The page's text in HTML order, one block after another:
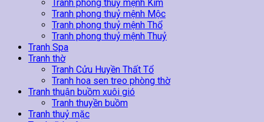
Tranh phong thuỷ mệnh Kim
Tranh phong thuỷ mệnh Mộc
Tranh phong thuỷ mệnh Thổ
Tranh phong thuỷ mệnh Thuỷ
Tranh Spa
Tranh thờ
Tranh Cửu Huyền Thất Tổ
Tranh hoa sen treo phòng thờ
Tranh thuận buồm xuôi gió
Tranh thuyền buồm
Tranh thuỷ mặc